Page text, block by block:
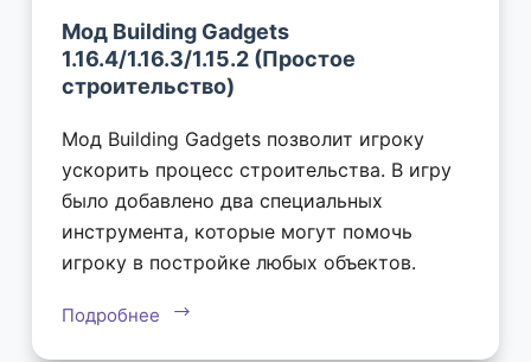
Мод Building Gadgets
1.16.4/1.16.3/1.15.2 (Простое
строительство)
Мод Building Gadgets позволит игроку
ускорить процесс строительства. В игру
было добавлено два специальных
инструмента, которые могут помочь
игроку в постройке любых объектов.
Подробнее